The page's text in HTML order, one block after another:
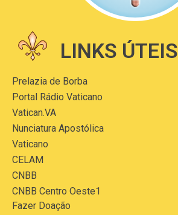
LINKS ÚTEIS
Prelazia de Borba
Portal Rádio Vaticano
Vatican.VA
Nunciatura Apostólica
Vaticano
CELAM
CNBB
CNBB Centro Oeste1
Fazer Doação